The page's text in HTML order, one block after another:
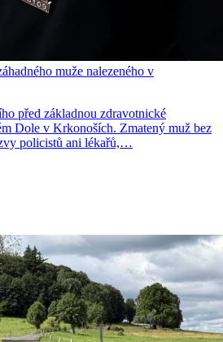
muže nalezeného v
před základnou zdravotnické
Dole v Krkonoších. Zmatený muž bez
policistů ani lékařů,…